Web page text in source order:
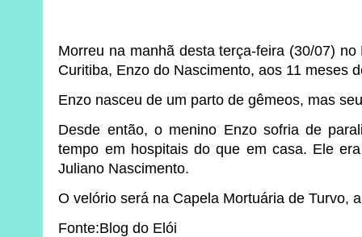
Morreu na manhã desta terça-feira (30/07)
Curitiba, Enzo do Nascimento, aos 11 meses
Enzo nasceu de um parto de gêmeos, mas
Desde então, o menino Enzo sofria de
tempo em hospitais do que em casa. Ele
Juliano Nascimento.
O velório será na Capela Mortuária de Turvo,
Fonte:Blog do Elói